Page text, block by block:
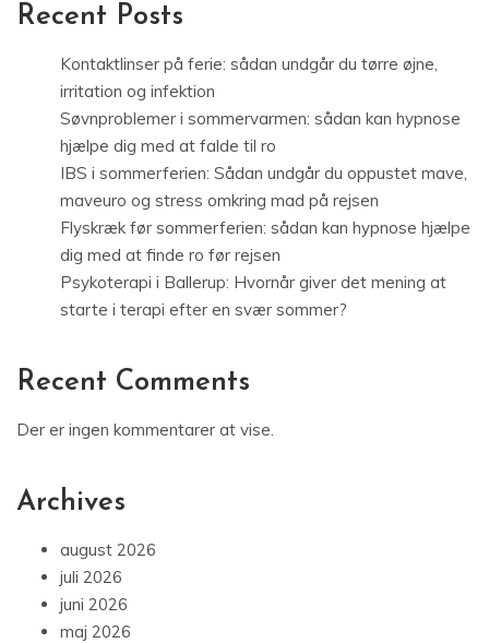
Recent Posts
Kontaktlinser på ferie: sådan undgår du tørre øjne,
irritation og infektion
Søvnproblemer i sommervarmen: sådan kan hypnose
hjælpe dig med at falde til ro
IBS i sommerferien: Sådan undgår du oppustet mave,
maveuro og stress omkring mad på rejsen
Flyskræk før sommerferien: sådan kan hypnose hjælpe
dig med at finde ro før rejsen
Psykoterapi i Ballerup: Hvornår giver det mening at
starte i terapi efter en svær sommer?
Recent Comments
Der er ingen kommentarer at vise.
Archives
august 2026
juli 2026
juni 2026
maj 2026